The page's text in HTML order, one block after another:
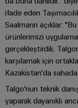
modern
ve
dijital
çözümler
Enerji
Depolama
Enerji
depolama
(ESS)
OS
uç
bilişim
Pano
ve
Saha
giriş
sistemleri
ve
bileşenleri
Bağlantı
ara
Bağlantı
dijital
Merkezler
Yönetim
Bilgileri
ve
Orange
Mag
Müşteri
Fuarlar
ve
Etkinlikler
ifade eden
Saalmann açıklar:
ürünlerimizi
gerçekleştirdik.
karşılamak için
Kazakistan'da sahada
Talgo'nun teknik
yaparak dayanıklı